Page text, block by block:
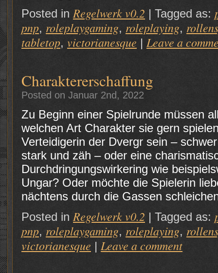
Posted in Regelwerk v0.2 | Tagged as:
pnp, roleplaygaming, roleplaying,
tabletop, victorianesque | Leave a
Charaktererschaffung
Posted on Januar 2nd, 2022
Zu Beginn einer Spielrunde müssen
welchen Art Charakter sie gern
Verteidigerin der Dvergr sein –
stark und zäh – oder eine
Durchdringungswirkering wie
Ungar? Oder möchte die Spielerin
nächtens durch die Gassen
Posted in Regelwerk v0.2 | Tagged as:
pnp, roleplaygaming, roleplaying,
victorianesque | Leave a comment